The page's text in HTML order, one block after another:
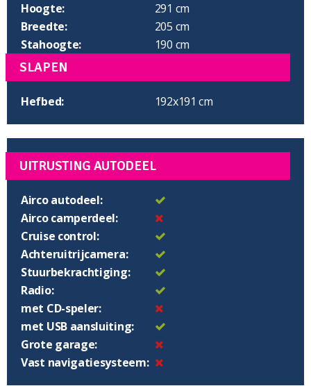
Hoogte:
291 cm
Breedte:
205 cm
Stahoogte:
190 cm
SLAPEN
Hefbed: 192x191 cm
UITRUSTING AUTODEEL
Airco autodeel:
Airco camperdeel:
Cruise control:
Achteruitrijcamera:
Stuurbekrachtiging:
Radio:
met CD-speler:
met USB aansluiting:
Grote garage:
Vast navigatiesysteem: